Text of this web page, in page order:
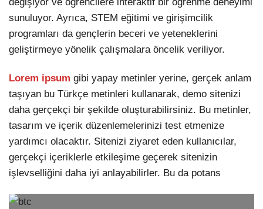
sunuluyor. Ayrıca, STEM eğitimi ve girişimcilik
programları da gençlerin beceri ve yeteneklerini
geliştirmeye yönelik çalışmalara öncelik veriliyor.
Lorem ipsum gibi yapay metinler yerine, gerçek anlam
taşıyan bu Türkçe metinleri kullanarak, demo sitenizi
daha gerçekçi bir şekilde oluşturabilirsiniz. Bu metinler,
tasarım ve içerik düzenlemelerinizi test etmenize
yardımcı olacaktır. Sitenizi ziyaret eden kullanıcılar,
gerçekçi içeriklerle etkileşime geçerek sitenizin
işlevselliğini daha iyi anlayabilirler. Bu da potans